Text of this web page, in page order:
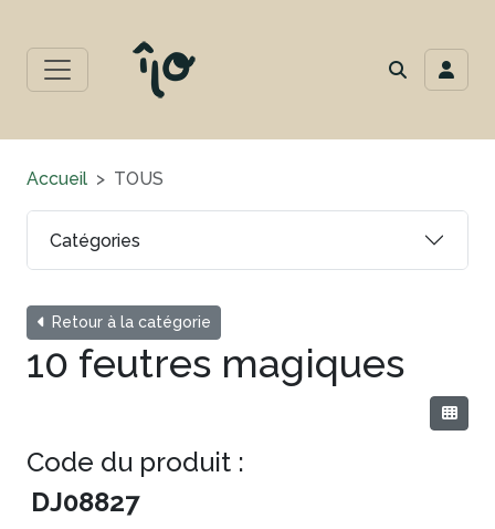
Catégories
Accueil TOUS
Retour à la catégorie
10 feutres magiques
Code du produit :
DJ08827